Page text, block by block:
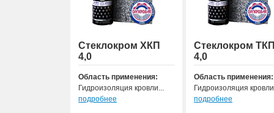
Стеклокром ХКП
4,0
Область применения:
Гидроизоляция кровли...
подробнее
Стеклокром
4,0
Область применения:
Гидроизоляция
подробнее